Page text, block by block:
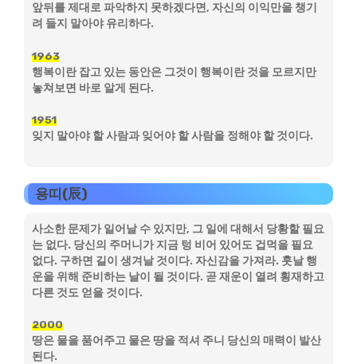
앞뒤를 제대로 파악하지 못하겠다면, 자신의 이익만을 챙기
려 들지 말아야 유리하다.
1963
행복이란 잡고 있는 동안은 그것이 행복이란 것을 모르지만
놓쳐보면 바로 알게 된다.
1951
잊지 말아야 할 사람과 잊어야 할 사람을 정해야 할 것이다.
용띠(辰)
사소한 문제가 일어날 수 있지만, 그 일에 대해서 당황할 필요
는 없다. 당신의 주머니가 지금 텅 비어 있어도 겁먹을 필요
없다. 구하면 길이 생겨날 것이다. 자신감을 가져라. 훗날 행
운을 위해 준비하는 날이 될 것이다. 곧 재운이 열려 횡재하고
다른 것도 얻을 것이다.
2000
땅은 물을 품어주고 물은 땅을 적셔 주니 당신의 매력이 발산
된다.